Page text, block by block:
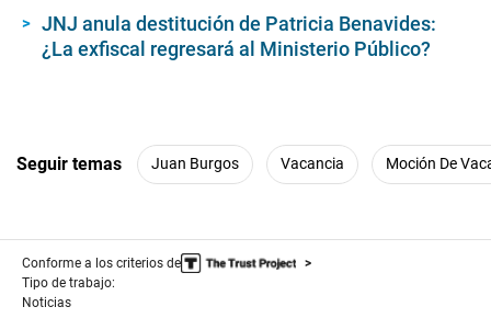
JNJ anula destitución de Patricia Benavides:
¿La exfiscal regresará al Ministerio Público?
Seguir temas Juan Burgos Vacancia Moción De
Conforme a los criterios de
Tipo de trabajo:
Noticias